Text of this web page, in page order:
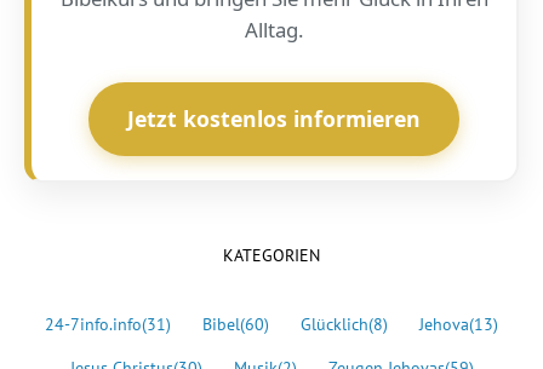
Alltag.
Jetzt kostenlos informieren
KATEGORIEN
24-7info.info(31) Bibel(60) Glücklich(8) Jehova(13)